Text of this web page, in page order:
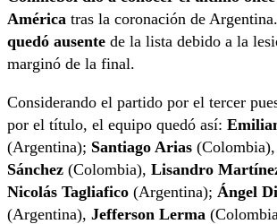
América tras la coronación de Argentina.
quedó ausente de la lista debido a la
marginó de la final.
Considerando el partido por el tercer
por el título, el equipo quedó así:
(Argentina); Santiago Arias (Colombia),
Sánchez (Colombia), Lisandro
Nicolás Tagliafico (Argentina); Ángel
(Argentina), Jefferson Lerma